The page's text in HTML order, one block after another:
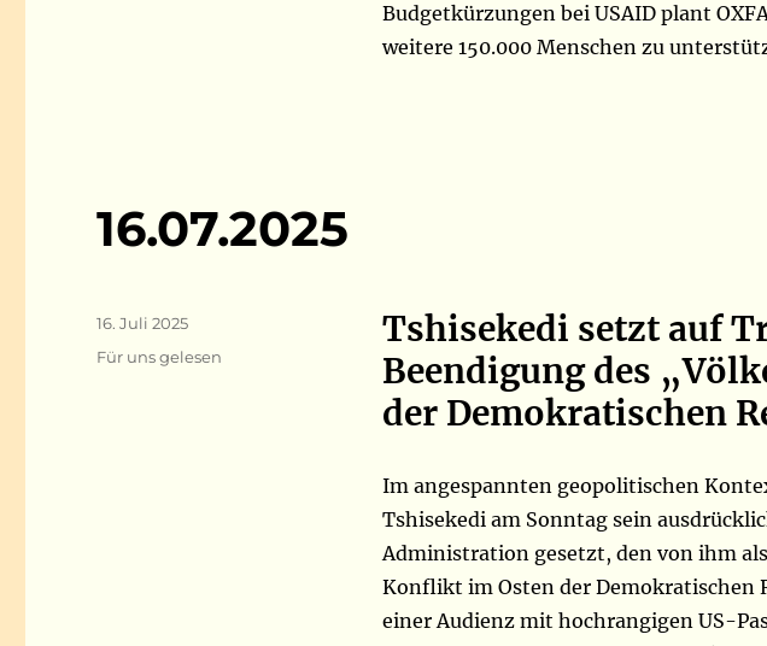
Budgetkürzungen bei USAID plant
weitere 150.000 Menschen zu
16.07.2025
Tshisekedi setzt auf
Beendigung des
der Demokratischen
Im angespannten geopolitischen
Tshisekedi am Sonntag sein
Administration gesetzt, den von ihm
Konflikt im Osten der Demokratischen
einer Audienz mit hochrangigen US-
Veröffentlicht
am
16. Juli 2025
Kategorien
Für uns gelesen